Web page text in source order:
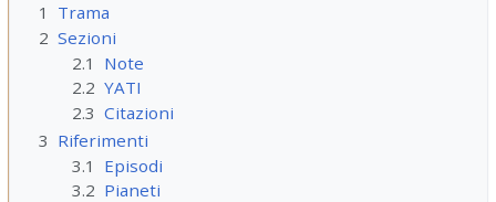
1
Trama
2 Sezioni
2.1
Note
2.2 YATI
2.3 Citazioni
3 Riferimenti
3.1
Episodi
3.2 Pianeti